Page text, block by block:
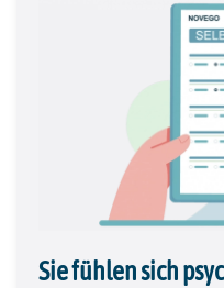
Sie fühlen sich